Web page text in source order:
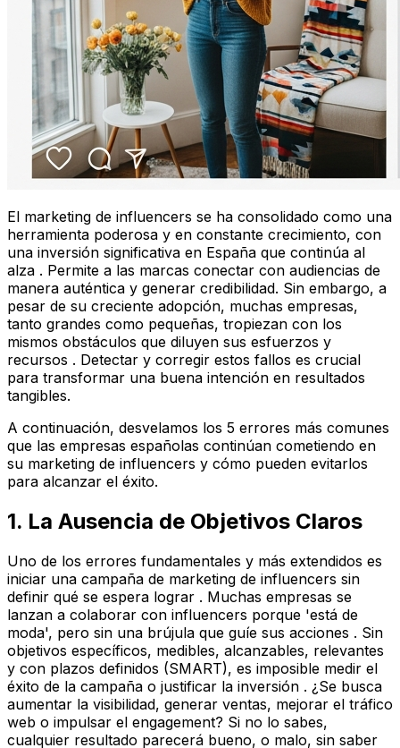
El marketing de influencers se ha consolidado como una
herramienta poderosa y en constante crecimiento, con
una inversión significativa en España que continúa al
alza . Permite a las marcas conectar con audiencias de
manera auténtica y generar credibilidad. Sin embargo, a
pesar de su creciente adopción, muchas empresas,
tanto grandes como pequeñas, tropiezan con los
mismos obstáculos que diluyen sus esfuerzos y
recursos . Detectar y corregir estos fallos es crucial
para transformar una buena intención en resultados
tangibles.
A continuación, desvelamos los 5 errores más comunes
que las empresas españolas continúan cometiendo en
su marketing de influencers y cómo pueden evitarlos
para alcanzar el éxito.
1. La Ausencia de Objetivos Claros
Uno de los errores fundamentales y más extendidos es
iniciar una campaña de marketing de influencers sin
definir qué se espera lograr . Muchas empresas se
lanzan a colaborar con influencers porque 'está de
moda', pero sin una brújula que guíe sus acciones . Sin
objetivos específicos, medibles, alcanzables, relevantes
y con plazos definidos (SMART), es imposible medir el
éxito de la campaña o justificar la inversión . ¿Se busca
aumentar la visibilidad, generar ventas, mejorar el tráfico
web o impulsar el engagement? Si no lo sabes,
cualquier resultado parecerá bueno, o malo, sin saber